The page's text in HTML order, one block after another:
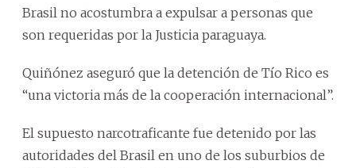
Brasil no acostumbra a expulsar a personas que
son requeridas por la Justicia paraguaya.
Quiñónez aseguró que la detención de Tío Rico es
“una victoria más de la cooperación internacional”.
El supuesto narcotraficante fue detenido por las
autoridades del Brasil en uno de los suburbios de